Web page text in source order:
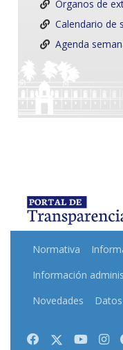
Órganos de
Calendario de
Agenda
Normativa
Información
Novedades
FacebookTwitter